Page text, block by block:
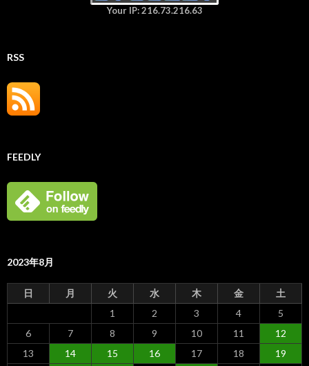
Your IP: 216.73.216.63
RSS
FEEDLY
2023年8月
日 月 火 水 木 金 土
1 2 3 4
5
6
7 8 9 10 11
12
13
14 15 16 17 18
19